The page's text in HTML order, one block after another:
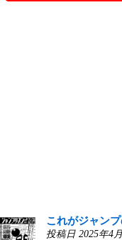
これがジャン
投稿日 2025年4